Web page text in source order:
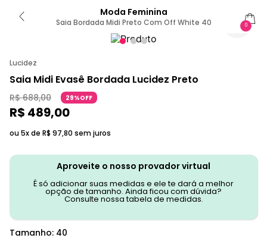
Moda Feminina
Saia Bordada Midi Preto Com Off White 40 0
Lucidez
Saia Midi Evasê Bordada Lucidez Preto
R$ 688,00 29%OFF
R$ 489,00
ou 5x de R$ 97,80 sem juros
Aproveite o nosso provador virtual
É só adicionar suas medidas e ele te dará a melhor
opção de tamanho. Ainda ficou com dúvida?
Consulte nossa tabela de medidas.
Tamanho: 40